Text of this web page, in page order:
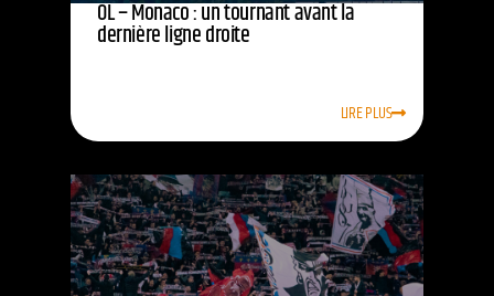
OL – Monaco : un tournant avant la
dernière ligne droite
LIRE PLUS